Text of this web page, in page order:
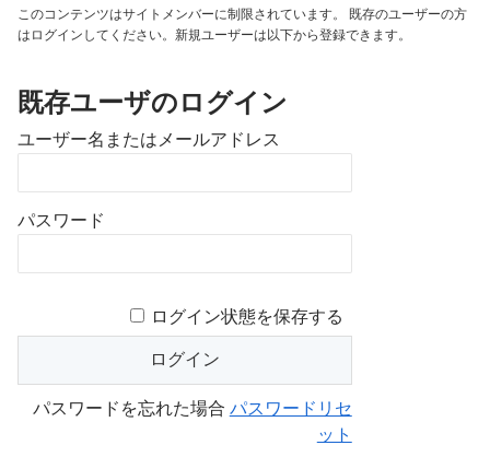
このコンテンツはサイトメンバーに制限されています。 既存のユーザーの方
はログインしてください。新規ユーザーは以下から登録できます。
既存ユーザのログイン
ユーザー名またはメールアドレス
パスワード
ログイン状態を保存する
パスワードを忘れた場合 パスワードリセ
ット